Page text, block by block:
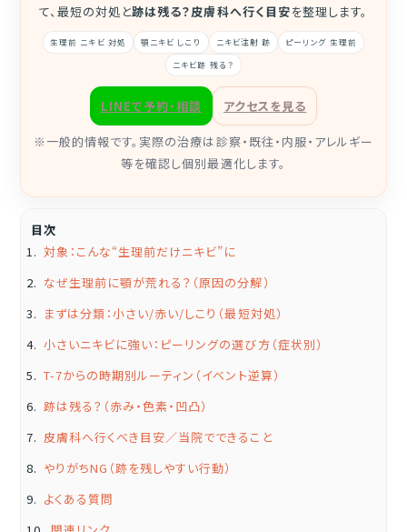
て、最短の対処と跡は残る？皮膚科へ行く目安を整理します。
生理前 ニキビ 対処 顎ニキビ しこり ニキビ注射 跡
ピーリング 生理前
ニキビ跡 残る？
LINEで予約・相談 アクセスを見る
※一般的情報です。実際の治療は診察・既往・内服・アレルギー
等を確認し個別最適化します。
目次
対象：こんな“生理前だけニキビ”に
なぜ生理前に顎が荒れる？（原因の分解）
まずは分類：小さい/赤い/しこり（最短対処）
小さいニキビに強い：ピーリングの選び方（症状別）
T-7からの時期別ルーティン（イベント逆算）
跡は残る？（赤み・色素・凹凸）
皮膚科へ行くべき目安／当院でできること
やりがちNG（跡を残しやすい行動）
よくある質問